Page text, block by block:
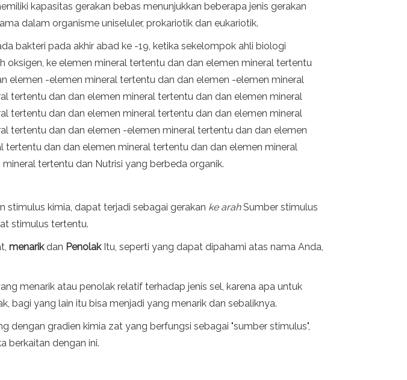
kapasitas gerakan bebas menunjukkan beberapa jenis gerakan
dalam organisme uniseluler, prokariotik dan eukariotik.
bakteri pada akhir abad ke -19, ketika sekelompok ahli biologi
oksigen, ke elemen mineral tertentu dan dan elemen mineral tertentu
elemen -elemen mineral tertentu dan dan elemen -elemen mineral
tertentu dan dan elemen mineral tertentu dan dan elemen mineral
tertentu dan dan elemen mineral tertentu dan dan elemen mineral
tertentu dan dan elemen -elemen mineral tertentu dan dan elemen
dan dan elemen mineral tertentu dan dan elemen mineral
tertentu dan Nutrisi yang berbeda organik.
stimulus kimia, dapat terjadi sebagai gerakan ke arahSumber stimulus
stimulus tertentu.
menarikdan PenolakItu, seperti yang dapat dipahami atas nama Anda,
menarik atau penolak relatif terhadap jenis sel, karena apa untuk
bagi yang lain itu bisa menjadi yang menarik dan sebaliknya.
dengan gradien kimia zat yang berfungsi sebagai "sumber stimulus",
berkaitan dengan ini.